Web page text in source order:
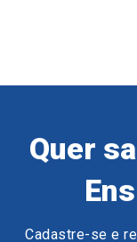
Quer
Cadastre-se e